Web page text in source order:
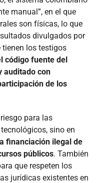
manual”, en el que
son físicas, lo que
divulgados por
tienen los testigos
código fuente del
auditado con
de los
para las
sino en
financiación ilegal de
públicos. También
que respeten los
jurídicas existentes en